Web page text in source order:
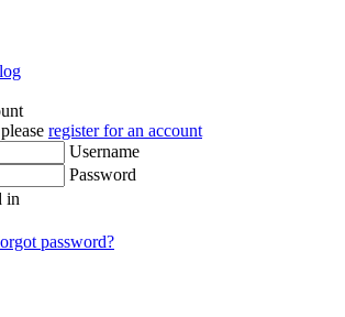
register for an account
Username
Password
in
password?